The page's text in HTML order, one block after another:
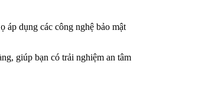
áp dụng các công nghệ bảo mật
giúp bạn có trải nghiệm an tâm